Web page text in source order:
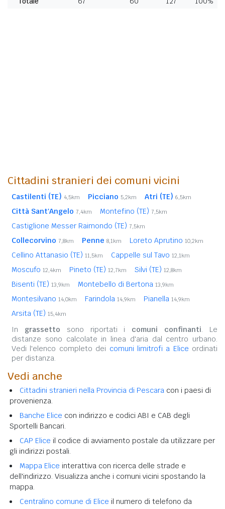
Cittadini stranieri dei comuni vicini
Castilenti (TE) 4,5km Picciano 5,2km Atri (TE) 6,5km
Città Sant'Angelo 7,4km Montefino (TE) 7,5km
Castiglione Messer Raimondo (TE) 7,5km
Collecorvino 7,8km Penne 8,1km Loreto Aprutino 10,2km
Cellino Attanasio (TE) 11,5km Cappelle sul Tavo 12,1km
Moscufo 12,4km Pineto (TE) 12,7km Silvi (TE) 12,8km
Bisenti (TE) 13,9km Montebello di Bertona 13,9km
Montesilvano 14,0km Farindola 14,9km Pianella 14,9km
Arsita (TE) 15,4km
In grassetto sono riportati i comuni confinanti. Le
distanze sono calcolate in linea d'aria dal centro urbano.
Vedi l'elenco completo dei comuni limitrofi a Elice ordinati
per distanza.
Vedi anche
Cittadini stranieri nella Provincia di Pescara con i paesi di
provenienza.
Banche Elice con indirizzo e codici ABI e CAB degli
Sportelli Bancari.
CAP Elice il codice di avviamento postale da utilizzare per
gli indirizzi postali.
Mappa Elice interattiva con ricerca delle strade e
dell'indirizzo. Visualizza anche i comuni vicini spostando la
mappa.
Centralino comune di Elice il numero di telefono da